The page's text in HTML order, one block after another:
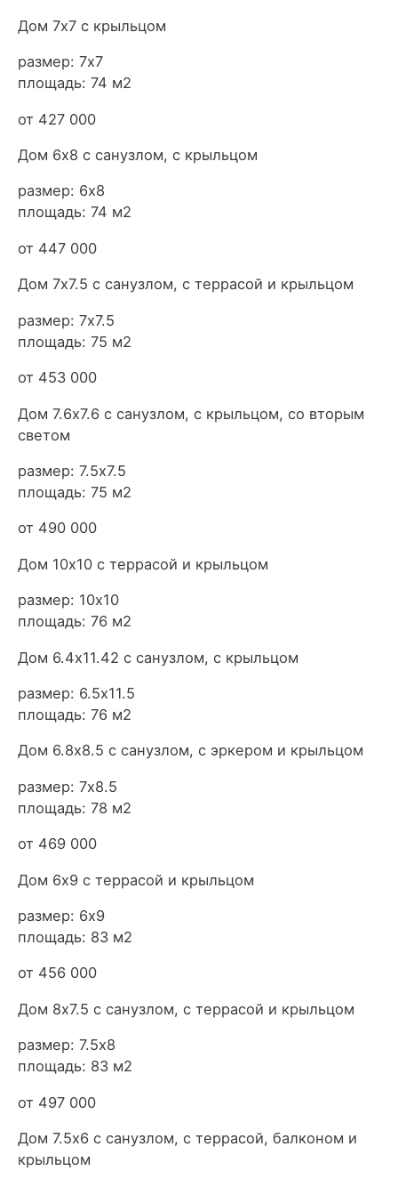
Дом 7х7 с крыльцом
размер: 7х7
площадь: 74 м2
от 427 000
Дом 6х8 с санузлом, с крыльцом
размер: 6х8
площадь: 74 м2
от 447 000
Дом 7х7.5 с санузлом, с террасой и крыльцом
размер: 7х7.5
площадь: 75 м2
от 453 000
Дом 7.6х7.6 с санузлом, с крыльцом, со вторым
светом
размер: 7.5х7.5
площадь: 75 м2
от 490 000
Дом 10х10 с террасой и крыльцом
размер: 10х10
площадь: 76 м2
Дом 6.4х11.42 с санузлом, с крыльцом
размер: 6.5х11.5
площадь: 76 м2
Дом 6.8х8.5 с санузлом, с эркером и крыльцом
размер: 7х8.5
площадь: 78 м2
от 469 000
Дом 6х9 с террасой и крыльцом
размер: 6х9
площадь: 83 м2
от 456 000
Дом 8х7.5 с санузлом, с террасой и крыльцом
размер: 7.5х8
площадь: 83 м2
от 497 000
Дом 7.5х6 с санузлом, с террасой, балконом и
крыльцом